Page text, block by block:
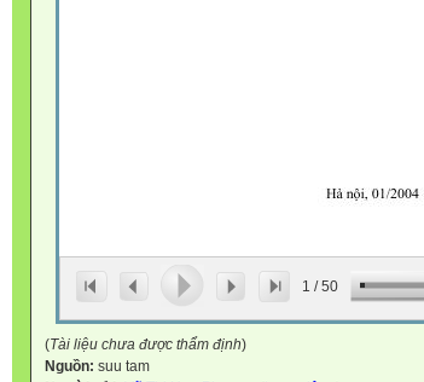
1 /50
(Tài liệu chưa được thẩm định)
Nguồn: suu tam